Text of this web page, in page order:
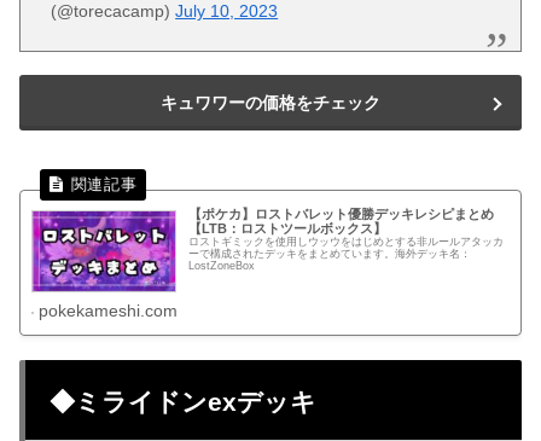
(@torecacamp)July 10, 2023
キュワワーの価格をチェック
【ポケカ】ロストバレット優勝デッキレシピまとめ
【LTB：ロストツールボックス】
ロストギミックを使用しウッウをはじめとする非ルールアタッカ
ーで構成されたデッキをまとめています。海外デッキ名：
LostZoneBox
pokekameshi.com
◆ミライドンexデッキ